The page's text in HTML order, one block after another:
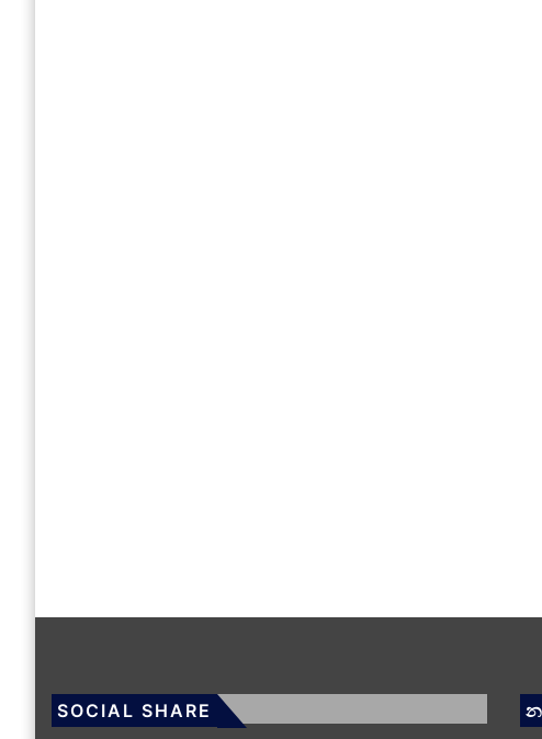
SOCIAL SHARE